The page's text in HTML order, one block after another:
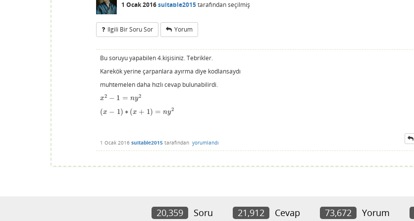
1 Ocak 2016suitable2015tarafındanseçilmiş
Ilgili Bir Soru Sor Yorum
Bu soruyu yapabilen 4.kişisiniz. Tebrikler.
Karekök yerine çarpanlara ayırma diye kodlansaydı
muhtemelen daha hızlı cevap bulunabilirdi.
x2 − 1 = ny2
x2−1= n y2
(x − 1) ∗ (x + 1) = ny2
(x− 1)∗(x +1)=ny2
1 Ocak 2016 suitable2015 tarafından yorumlandı
20,359 Soru 21,912 Cevap 73,672 Yorum